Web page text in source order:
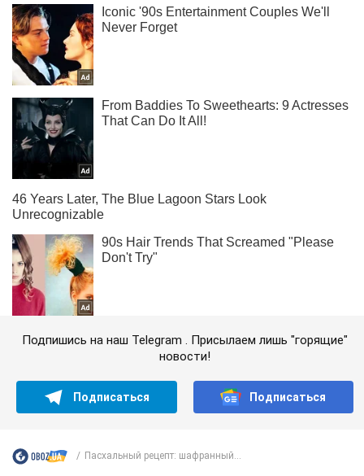
Подпишись на наш Telegram . Присылаем лишь "горящие"
новости!
Подписаться Подписаться
Пасхальный рецепт: шафранный...